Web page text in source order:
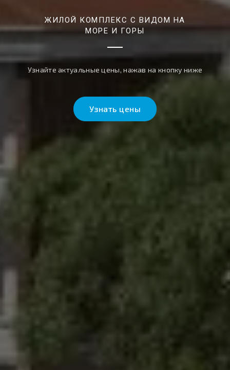
ЖИЛОЙ КОМПЛЕКС С ВИДОМ НА
МОРЕ И ГОРЫ
Узнайте актуальные цены, нажав на кнопку ниже
Узнать цены